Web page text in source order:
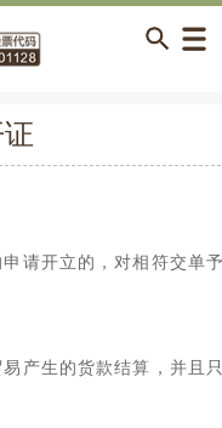
请开立的，对相符交单
产生的货款结算，并且